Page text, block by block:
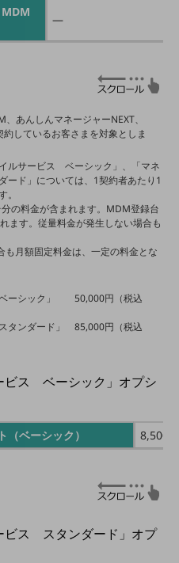
プ
りはこちら
―
あんしんマネージャーNEXT、
しているお客さまを対象としま
ルサービス ベーシック」、「マネ
ド」については、1契約者あたり1
の料金が含まれます。MDM登録台
ます。従量料金が発生しない場合も
も月額固定料金は、一定の料金とな
ベーシック」 50,000円（税込
タンダード」 85,000円（税込
ビス ベーシック」オプシ
（ベーシック） 8,500
ビス スタンダード」オプ